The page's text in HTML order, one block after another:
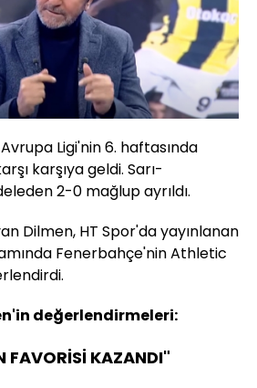
Ligi'nin 6. haftasında
karşıya geldi. Sarı-
2-0 mağlup ayrıldı.
Dilmen, HT Spor'da yayınlanan
Fenerbahçe'nin Athletic
değerlendirmeleri:
FAVORİSİ KAZANDI"